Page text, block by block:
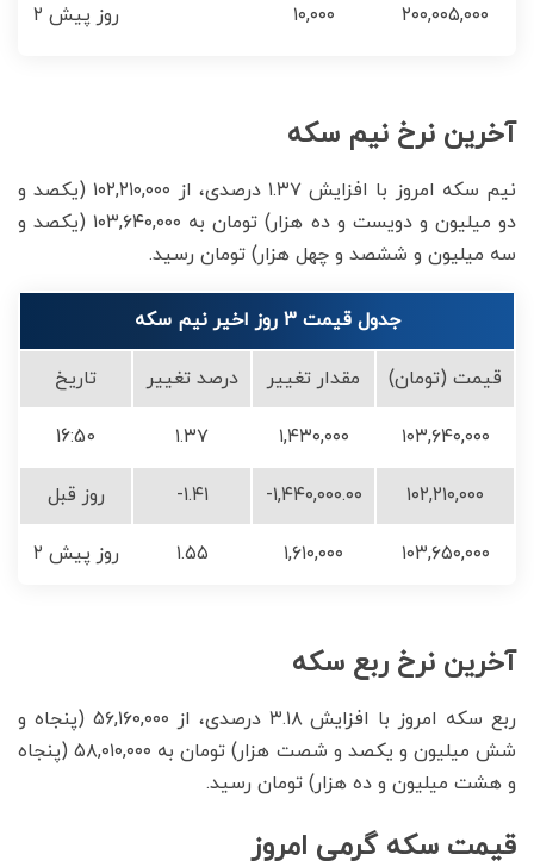
۲۰۰,۰۰۵,۰۰۰ ۱۰,۰۰۰ ۲ روز پیش
آخرین نرخ نیم سکه
نیم سکه امروز با افزایش ۱.۳۷ درصدی، از ۱۰۲,۲۱۰,۰۰۰ (یکصد و
دو میلیون و دویست و ده هزار) تومان به ۱۰۳,۶۴۰,۰۰۰ (یکصد و
سه میلیون و ششصد و چهل هزار) تومان رسید.
جدول قیمت 3 روز اخیر نیم سکه
قیمت (تومان) مقدار تغییر درصد تغییر تاریخ
۱۰۳,۶۴۰,۰۰۰ ۱,۴۳۰,۰۰۰ ۱.۳۷ 16:50
۱۰۲,۲۱۰,۰۰۰ -۱,۴۴۰,۰۰۰.۰۰ -۱.۴۱ روز قبل
۱۰۳,۶۵۰,۰۰۰ ۱,۶۱۰,۰۰۰ ۱.۵۵ ۲ روز پیش
آخرین نرخ ربع سکه
ربع سکه امروز با افزایش ۳.۱۸ درصدی، از ۵۶,۱۶۰,۰۰۰ (پنجاه و
شش میلیون و یکصد و شصت هزار) تومان به ۵۸,۰۱۰,۰۰۰ (پنجاه
و هشت میلیون و ده هزار) تومان رسید.
قیمت سکه گرمی امروز